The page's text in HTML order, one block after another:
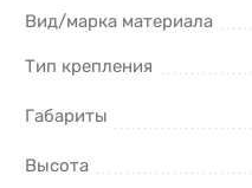
Вид/марка материала
Тип крепления
Габариты
Высота